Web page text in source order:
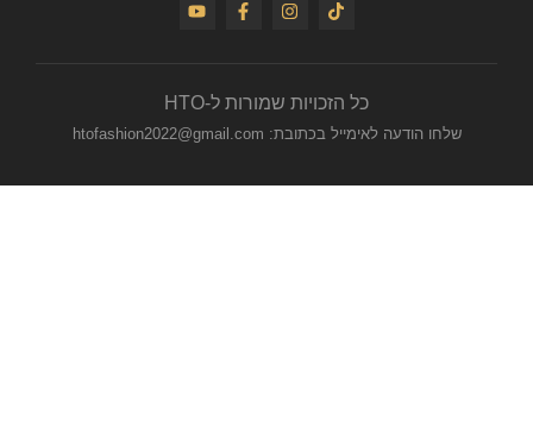
כל הזכויות שמורות ל-HTO
שלחו הודעה לאימייל בכתובת: htofashion2022@gmail.com